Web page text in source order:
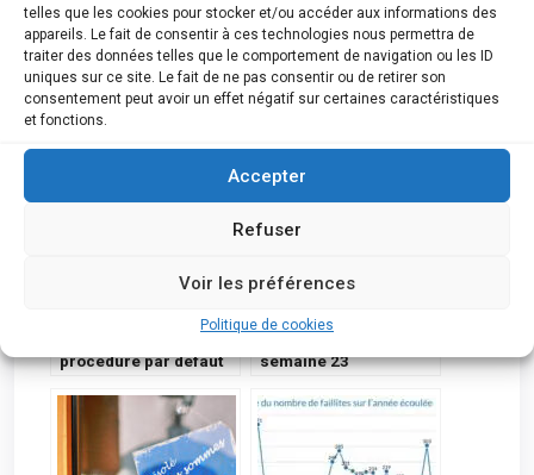
telles que les cookies pour stocker et/ou accéder aux informations des
appareils. Le fait de consentir à ces technologies nous permettra de
traiter des données telles que le comportement de navigation ou les ID
uniques sur ce site. Le fait de ne pas consentir ou de retirer son
consentement peut avoir un effet négatif sur certaines caractéristiques
et fonctions.
Accepter
Refuser
Voir les préférences
Politique de cookies
Soit une hausse de 30,6% des pertes d’emploi.
L’Echo
Voir Plus :
procédure par défaut
semaine 23